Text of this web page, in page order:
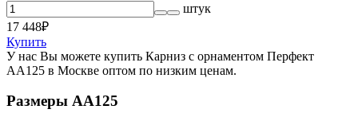
штук
17 448₽
Купить
У нас Вы можете купить Карниз с орнаментом Перфект
AA125 в Москве оптом по низким ценам.
Размеры AA125